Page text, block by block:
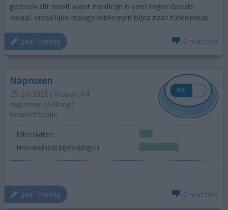
gebruik dit nooit want medicijn is veel erger dan de
kwaal. vreselijke maagproblemen bijna naar ziekenhuis
geef mening 0 reacties
Naproxen
15-10-2021 | Vrouw | 64
naproxen (500mg)
Gewrichtspijn
Effectiviteit
Hoeveelheid bijwerkingen
geef mening 0 reacties